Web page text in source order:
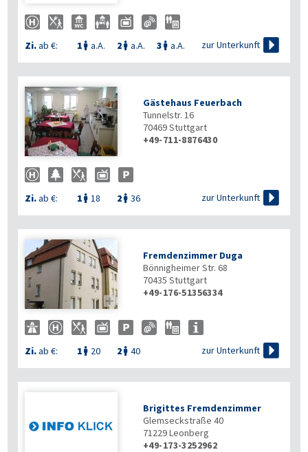
Zi.ab €: 1  a.A. 2  a.A. 3  a.A. zur Unterkunft 
Gästehaus Feuerbach
Tunnelstr. 16
70469Stuttgart
+49-711-8876430
Zi.ab €: 1  18 2  36 zur Unterkunft 

Fremdenzimmer Duga
Bönnigheimer Str. 68
70435 Stuttgart
+49-176-51356334
Zi.ab €: 1  20 2  40 zur Unterkunft 
Brigittes Fremdenzimmer
Glemseckstraße 40
71229Leonberg
+49-173-3252962